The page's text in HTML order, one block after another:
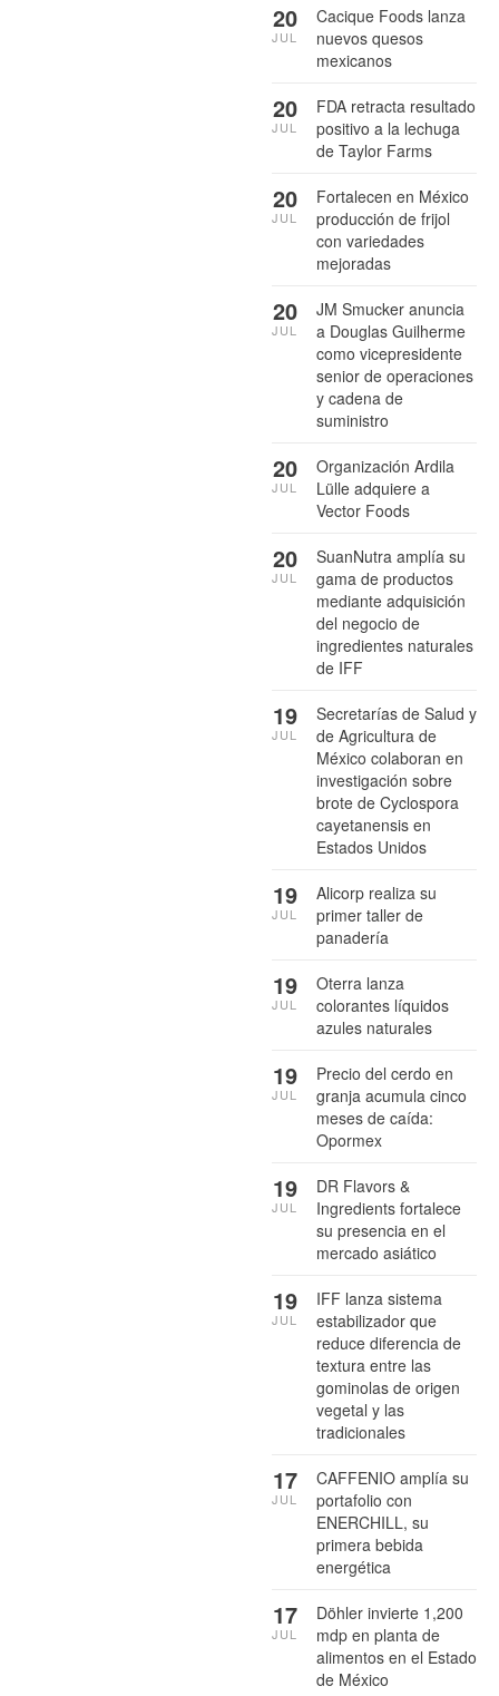
Cacique Foods lanza
nuevos quesos
mexicanos
20
JUL
FDA retracta resultado
positivo a la lechuga
de Taylor Farms
20
JUL
Fortalecen en México
producción de frijol
con variedades
mejoradas
20
JUL
JM Smucker anuncia
a Douglas Guilherme
como vicepresidente
senior de operaciones
y cadena de
suministro
20
JUL
Organización Ardila
Lülle adquiere a
Vector Foods
20
JUL
SuanNutra amplía su
gama de productos
mediante adquisición
del negocio de
ingredientes naturales
de IFF
20
JUL
Secretarías de Salud y
de Agricultura de
México colaboran en
investigación sobre
brote de Cyclospora
cayetanensis en
Estados Unidos
19
JUL
Alicorp realiza su
primer taller de
panadería
19
JUL
Oterra lanza
colorantes líquidos
azules naturales
19
JUL
Precio del cerdo en
granja acumula cinco
meses de caída:
Opormex
19
JUL
DR Flavors &
Ingredients fortalece
su presencia en el
mercado asiático
19
JUL
IFF lanza sistema
estabilizador que
reduce diferencia de
textura entre las
gominolas de origen
vegetal y las
tradicionales
19
JUL
CAFFENIO amplía su
portafolio con
ENERCHILL, su
primera bebida
energética
17
JUL
Döhler invierte 1,200
mdp en planta de
alimentos en el Estado
de México
17
JUL